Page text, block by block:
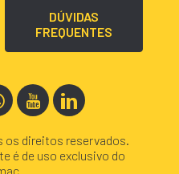
DÚVIDAS
FREQUENTES
os direitos reservados.
é de uso exclusivo do